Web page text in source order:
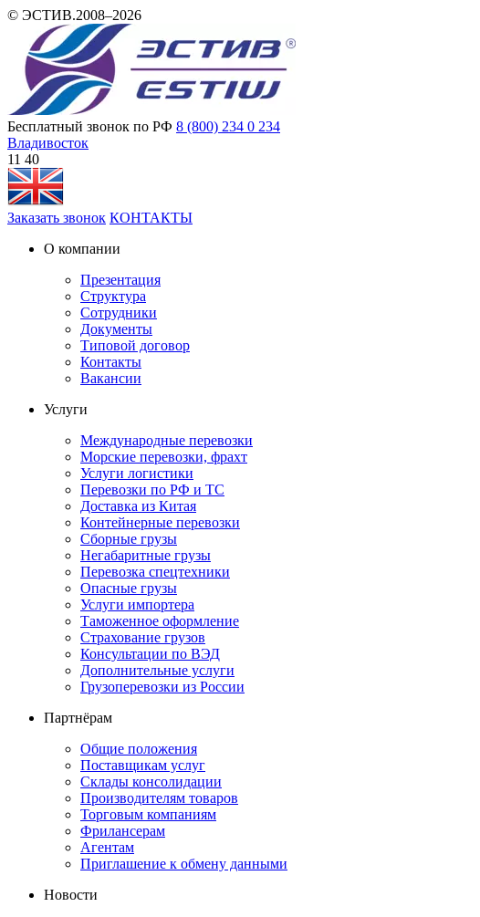
© ЭСТИВ.2008–2026
Бесплатный звонок по РФ 8 (800) 234 0 234
Владивосток
11:40
Заказать звонок КОНТАКТЫ
О компании
Презентация
Структура
Сотрудники
Документы
Типовой договор
Контакты
Вакансии
Услуги
Международные перевозки
Морские перевозки, фрахт
Услуги логистики
Перевозки по РФ и ТС
Доставка из Китая
Контейнерные перевозки
Сборные грузы
Негабаритные грузы
Перевозка спецтехники
Опасные грузы
Услуги импортера
Таможенное оформление
Страхование грузов
Консультации по ВЭД
Дополнительные услуги
Грузоперевозки из России
Партнёрам
Общие положения
Поставщикам услуг
Склады консолидации
Производителям товаров
Торговым компаниям
Фрилансерам
Агентам
Приглашение к обмену данными
Новости